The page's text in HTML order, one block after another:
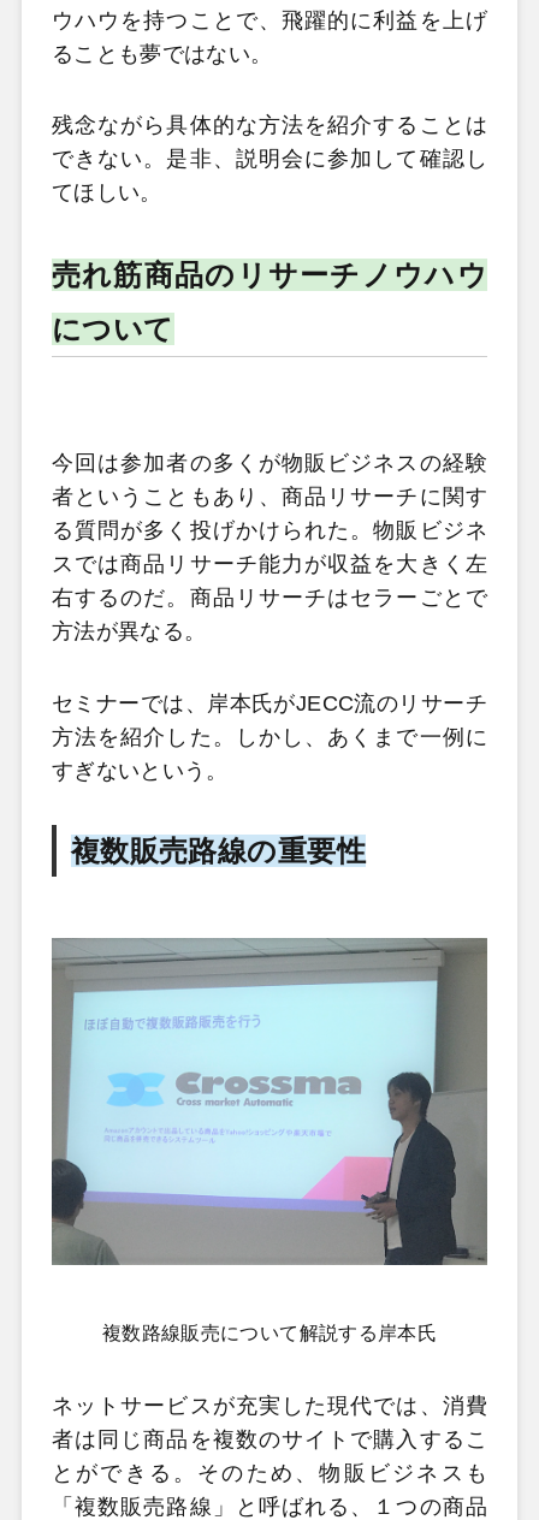
ウハウを持つことで、飛躍的に利益を上げ
ることも夢ではない。
残念ながら具体的な方法を紹介することは
できない。是非、説明会に参加して確認し
てほしい。
売れ筋商品のリサーチノウハウ
について
今回は参加者の多くが物販ビジネスの経験
者ということもあり、商品リサーチに関す
る質問が多く投げかけられた。物販ビジネ
スでは商品リサーチ能力が収益を大きく左
右するのだ。商品リサーチはセラーごとで
方法が異なる。
セミナーでは、岸本氏がJECC流のリサーチ
方法を紹介した。しかし、あくまで一例に
すぎないという。
複数販売路線の重要性
複数路線販売について解説する岸本氏
ネットサービスが充実した現代では、消費
者は同じ商品を複数のサイトで購入するこ
とができる。そのため、物販ビジネスも
「複数販売路線」と呼ばれる、１つの商品